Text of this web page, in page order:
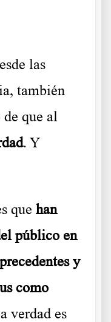
las
también
que al
. Y
que han
público en
y
como
verdad es